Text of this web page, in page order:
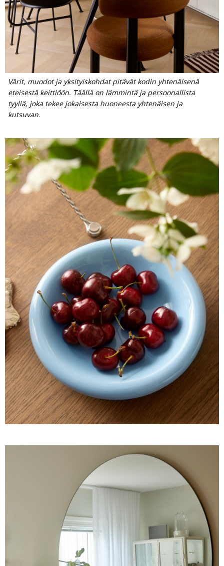
Värit, muodot ja yksityiskohdat pitävät kodin yhtenäisenä
eteisestä keittiöön. Täällä on lämmintä ja persoonallista
tyyliä, joka tekee jokaisesta huoneesta yhtenäisen ja
kutsuvan.